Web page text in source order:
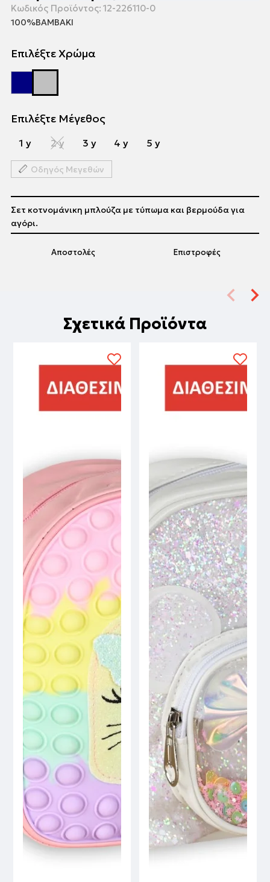
Κωδικός Προϊόντος: 12-226110-0
100%ΒΑΜΒΑΚΙ
Επιλέξτε Χρώμα
Επιλέξτε Μέγεθος
1 y 2 y 3 y 4 y 5 y
Οδηγός Μεγεθών
Αποστολές Επιστροφές
Σετ κοτνομάνικη μπλούζα με τύπωμα και βερμούδα για
αγόρι.
Σχετικά Προϊόντα